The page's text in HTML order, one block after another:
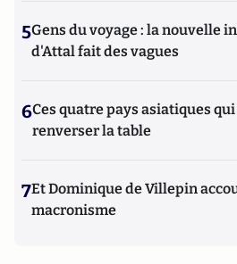
5Gens du voyage : la nouvelle
d'Attal fait des vagues
6Ces quatre pays asiatiques
renverser la table
7Et Dominique de Villepin
macronisme